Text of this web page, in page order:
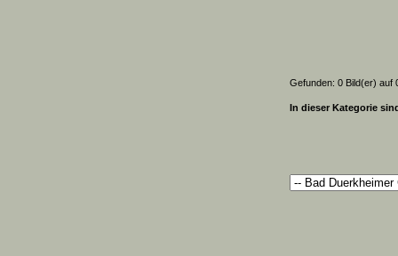
Gefunden: 0 Bild(er) auf
In dieser Kategorie